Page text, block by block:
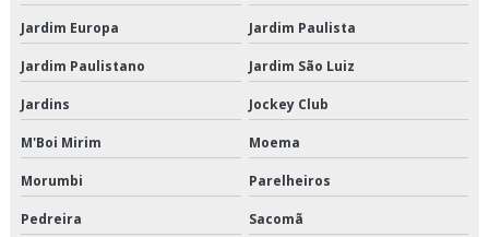
Manutenção de elevador
Manutenção de elevador social
Manutenção de elevadores de carga
Manutenção de elevadores de carga sp
Jardim Europa Jardim Paulista
Jardim Paulistano Jardim São Luiz
Jardins Jockey Club
M'Boi Mirim Moema
Morumbi Parelheiros
Pedreira Sacomã